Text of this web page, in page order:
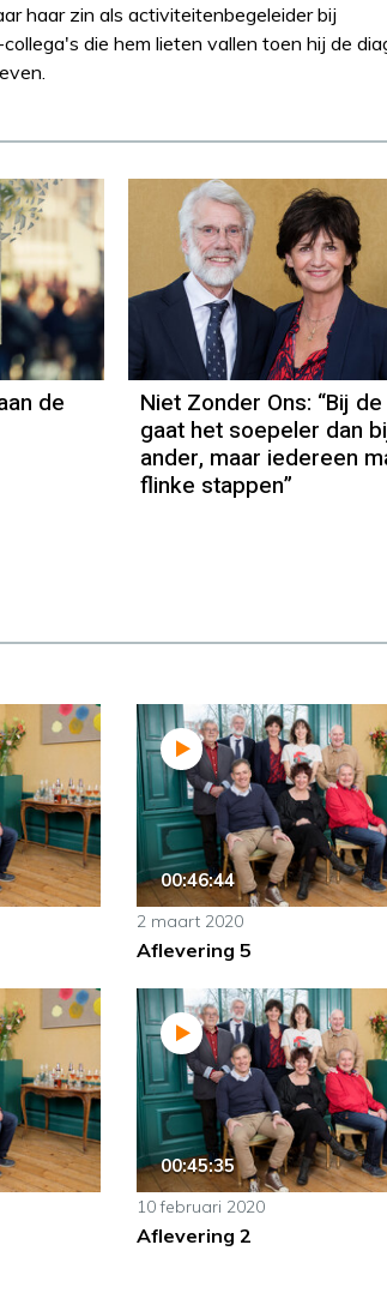
haar zin als activiteitenbegeleider bij
die hem lieten vallen toen hij de
de
Niet Zonder Ons: “Bij
gaat het soepeler dan
ander, maar iedereen
flinke stappen”
00:46:44
2 maart 2020
Aflevering 5
00:45:35
10 februari 2020
Aflevering 2